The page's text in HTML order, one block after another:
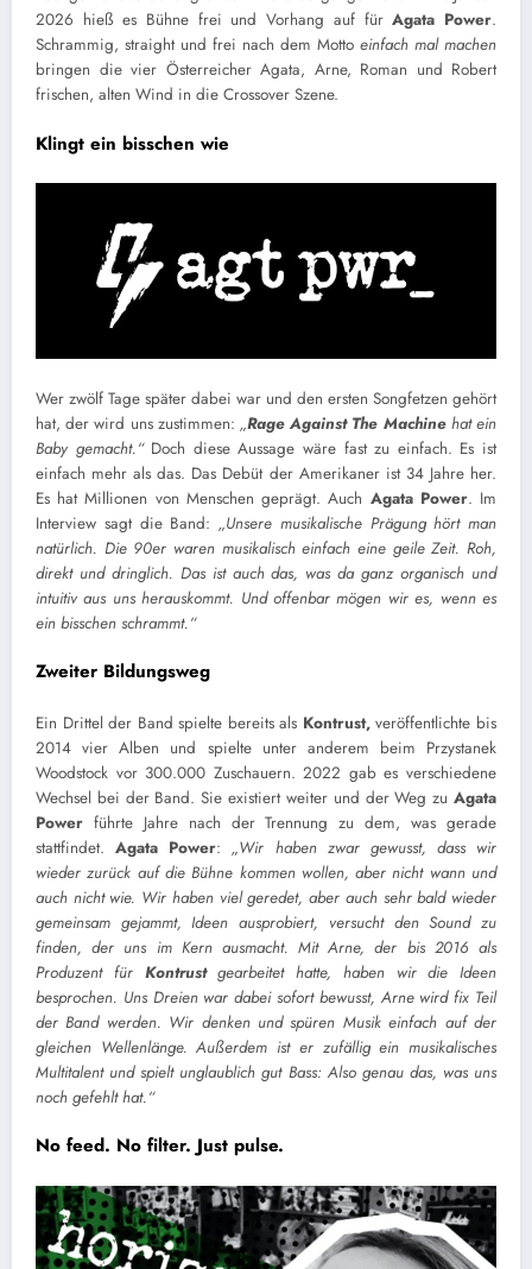
2026 hieß es Bühne frei und Vorhang auf fürAgata Power.
Schrammig, straight und frei nach dem Motto einfach mal machen
bringen die vier Österreicher Agata, Arne, Roman und Robert
frischen, alten Wind in die Crossover Szene.
Klingt ein bisschen wie
Wer zwölf Tage später dabei war und den ersten Songfetzen gehört
hat, der wird uns zustimmen: „Rage Against The Machine hat ein
Baby gemacht.“Doch diese Aussage wäre fast zu einfach. Es ist
einfach mehr als das. Das Debüt der Amerikaner ist 34 Jahre her.
Es hat Millionen von Menschen geprägt. Auch Agata Power. Im
Interview sagt die Band: „Unsere musikalische Prägung hört man
natürlich. Die 90er waren musikalisch einfach eine geile Zeit. Roh,
direkt und dringlich. Das ist auch das, was da ganz organisch und
intuitiv aus uns herauskommt. Und offenbar mögen wir es, wenn es
ein bisschen schrammt.“
Zweiter Bildungsweg
Ein Drittel der Band spielte bereits als Kontrust,veröffentlichte bis
2014 vier Alben und spielte unter anderem beim Przystanek
Woodstock vor 300.000 Zuschauern. 2022 gab es verschiedene
Wechsel bei der Band. Sie existiert weiter und der Weg zu Agata
Power führte Jahre nach der Trennung zu dem, was gerade
stattfindet.Agata Power:„Wir haben zwar gewusst, dass wir
wieder zurück auf die Bühne kommen wollen, aber nicht wann und
auch nicht wie. Wir haben viel geredet, aber auch sehr bald wieder
gemeinsam gejammt, Ideen ausprobiert, versucht den Sound zu
finden, der uns im Kern ausmacht. Mit Arne, der bis 2016 als
Produzent für Kontrustgearbeitet hatte, haben wir die Ideen
besprochen. Uns Dreien war dabei sofort bewusst, Arne wird fix Teil
der Band werden. Wir denken und spüren Musik einfach auf der
gleichen Wellenlänge. Außerdem ist er zufällig ein musikalisches
Multitalent und spielt unglaublich gut Bass: Also genau das, was uns
noch gefehlt hat.“
No feed. No filter. Just pulse.